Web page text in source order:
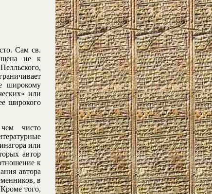
Сам св.
не к
широкому
или
широкого
чисто
или
автор
к
автора
в
того,